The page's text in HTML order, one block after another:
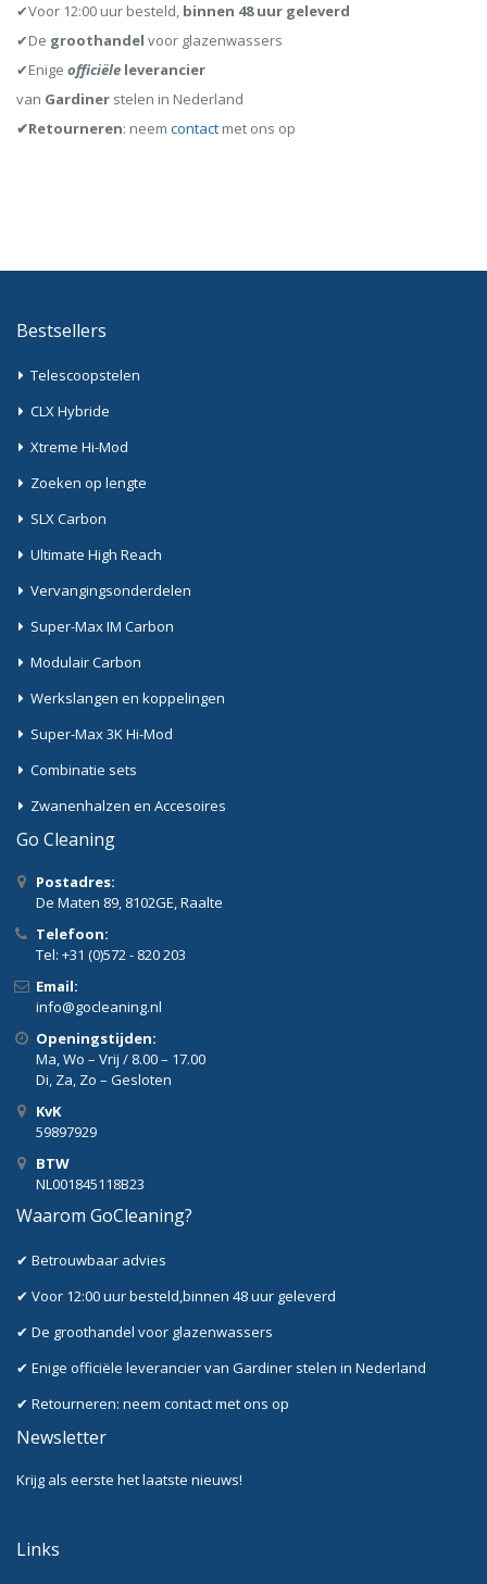
✔Voor 12:00 uur besteld, binnen 48 uur geleverd
✔De groothandel voor glazenwassers
✔Enige officiële leverancier
van Gardiner stelen in Nederland
✔Retourneren: neem contact met ons op
Bestsellers
Telescoopstelen
CLX Hybride
Xtreme Hi-Mod
Zoeken op lengte
SLX Carbon
Ultimate High Reach
Vervangingsonderdelen
Super-Max IM Carbon
Modulair Carbon
Werkslangen en koppelingen
Super-Max 3K Hi-Mod
Combinatie sets
Zwanenhalzen en Accesoires
Go Cleaning
Postadres:
De Maten 89, 8102GE, Raalte
Telefoon:
Tel: +31 (0)572 - 820 203
Email:
info@gocleaning.nl
Openingstijden:
Ma, Wo – Vrij / 8.00 – 17.00
Di, Za, Zo – Gesloten
KvK
59897929
BTW
NL001845118B23
Waarom GoCleaning?
✔ Betrouwbaar advies
✔ Voor 12:00 uur besteld,binnen 48 uur geleverd
✔ De groothandel voor glazenwassers
✔ Enige officiële leverancier van Gardiner stelen in Nederland
✔ Retourneren: neem contact met ons op
Newsletter
Krijg als eerste het laatste nieuws!
Links